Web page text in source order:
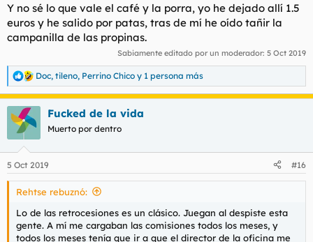
Y no sé lo que vale el café y la porra, yo he dejado allí 1.5
euros y he salido por patas, tras de mí he oído tañir la
campanilla de las propinas.
Sabiamente editado por un moderador: 5 Oct 2019
R
e
a
c
c
e
s
Doc, tileno, Perrino Chico y 1 persona más
Fucked de la vida
Muerto por dentro
5 Oct 2019 #16
Rehtse rebuznó:
Lo de las retrocesiones es un clásico. Juegan al despiste esta
gente. A mí me cargaban las comisiones todos los meses, y
todos los meses tenía que ir a que el director de la oficina me